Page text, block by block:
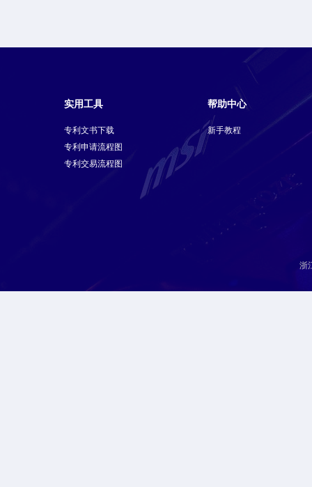
实用工具
专利文书下载
专利申请流程图
专利交易流程图
帮助中心
新手教程
浙